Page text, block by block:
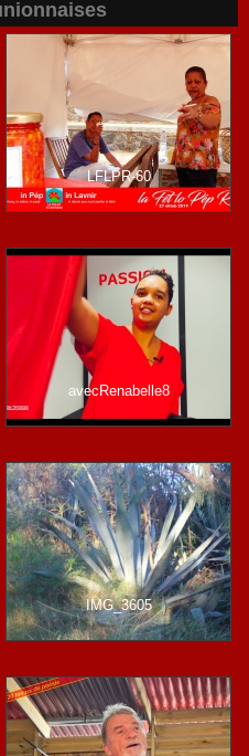
LFLPR-60
avecRenabelle8
IMG_3605